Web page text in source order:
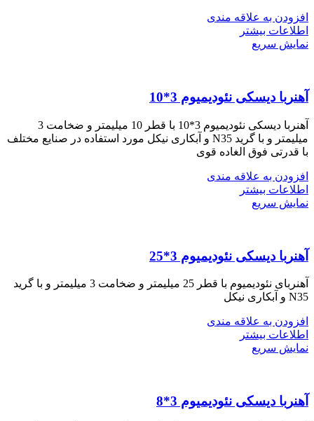
افزودن به علاقه مندی
اطلاعات بیشتر
نمایش سریع
آهنربا دیسکی نئودیمیوم 3*10
آهنربا دیسکی نئودیمیوم 3*10 با قطر 10 میلیمتر و ضخامت 3
میلیمتر و با گرید N35 و آبکاری نیکل مورد استفاده در صنایع مختلف
با قدرتی فوق الغاده قوی
افزودن به علاقه مندی
اطلاعات بیشتر
نمایش سریع
آهنربا دیسکی نئودیمیوم 3*25
آهنربای نئودیمیوم با قطر 25 میلیمتر و ضخامت 3 میلیمتر و با گرید
N35 و آبکاری نیکل
افزودن به علاقه مندی
اطلاعات بیشتر
نمایش سریع
آهنربا دیسکی نئودیمیوم 3*8